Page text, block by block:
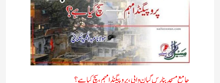
جامع مسجد بنارس گیان واپی، پروپیگنڈا مہم، سچ کیا ہے؟